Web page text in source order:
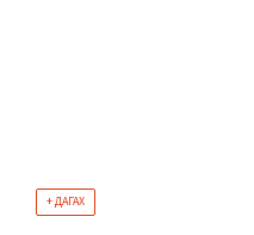
+ ДАГАХ